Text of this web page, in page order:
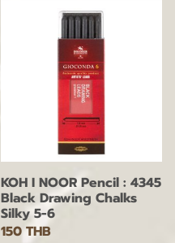
KOH I NOOR Pencil : 4345
Black Drawing Chalks
Silky 5-6
150 THB